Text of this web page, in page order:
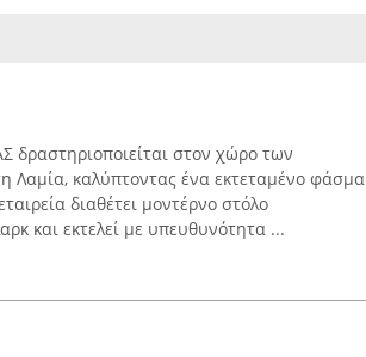
στον χώρο των
καλύπτοντας ένα εκτεταμένο φάσμα
διαθέτει μοντέρνο στόλο
και εκτελεί με υπευθυνότητα ...